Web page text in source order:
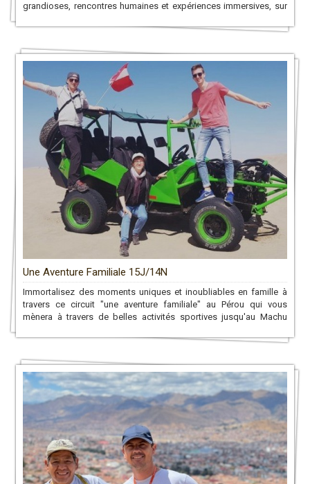
grandioses, rencontres humaines et expériences immersives, sur
Une Aventure Familiale 15J/14N
Immortalisez des moments uniques et inoubliables en famille à
travers ce circuit "une aventure familiale" au Pérou qui vous
mènera à travers de belles activités sportives jusqu'au Machu